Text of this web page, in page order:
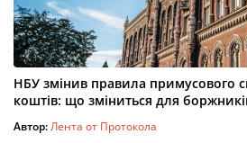
НБУ змінив правила примусового
коштів: що зміниться для
Автор:Лента от Протокола